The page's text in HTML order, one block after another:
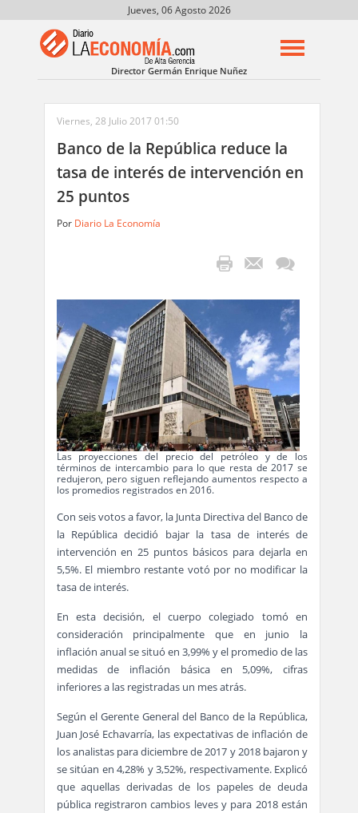
Jueves, 06 Agosto 2026
Director Germán Enrique Nuñez
Viernes, 28 Julio 2017 01:50
Banco de la República reduce la
tasa de interés de intervención en
25 puntos
Por Diario La Economía
Las proyecciones del precio del petróleo y de los
términos de intercambio para lo que resta de 2017 se
redujeron, pero siguen reflejando aumentos respecto a
los promedios registrados en 2016.
Con seis votos a favor, la Junta Directiva del Banco de
la República decidió bajar la tasa de interés de
intervención en 25 puntos básicos para dejarla en
5,5%. El miembro restante votó por no modificar la
tasa de interés.
En esta decisión, el cuerpo colegiado tomó en
consideración principalmente que en junio la
inflación anual se situó en 3,99% y el promedio de las
medidas de inflación básica en 5,09%, cifras
inferiores a las registradas un mes atrás.
Según el Gerente General del Banco de la República,
Juan José Echavarría, las expectativas de inflación de
los analistas para diciembre de 2017 y 2018 bajaron y
se sitúan en 4,28% y 3,52%, respectivamente. Explicó
que aquellas derivadas de los papeles de deuda
pública registraron cambios leves y para 2018 están